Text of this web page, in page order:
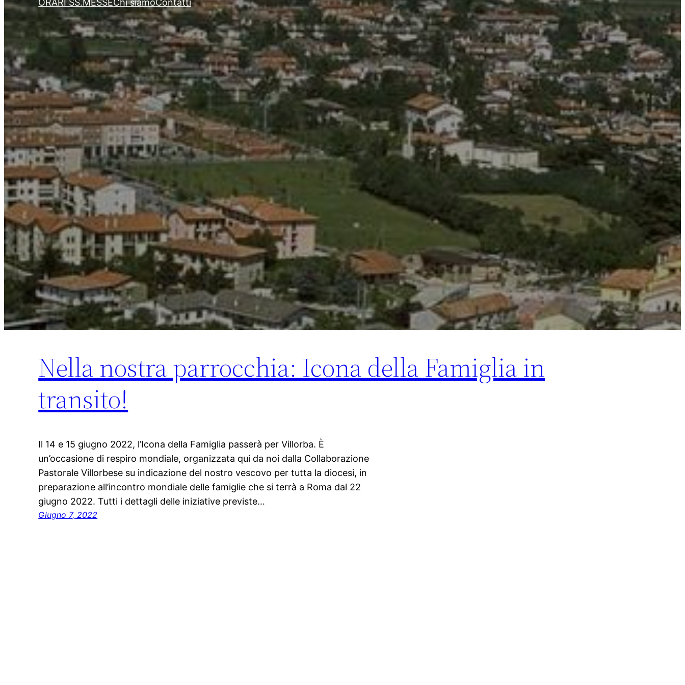
ORARI SS.MESSEChi siamoContatti
Nella nostra parrocchia: Icona della Famiglia in
transito!
Il 14 e 15 giugno 2022, l’Icona della Famiglia passerà per Villorba. È
un’occasione di respiro mondiale, organizzata qui da noi dalla Collaborazione
Pastorale Villorbese su indicazione del nostro vescovo per tutta la diocesi, in
preparazione all’incontro mondiale delle famiglie che si terrà a Roma dal 22
giugno 2022. Tutti i dettagli delle iniziative previste…
Giugno 7, 2022